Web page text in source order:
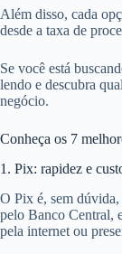
Além disso, cada
desde a taxa de
Se você está
lendo e descubra
negócio.
Conheça os 7
1. Pix: rapidez e
O Pix é, sem
pelo Banco Central,
pela internet ou